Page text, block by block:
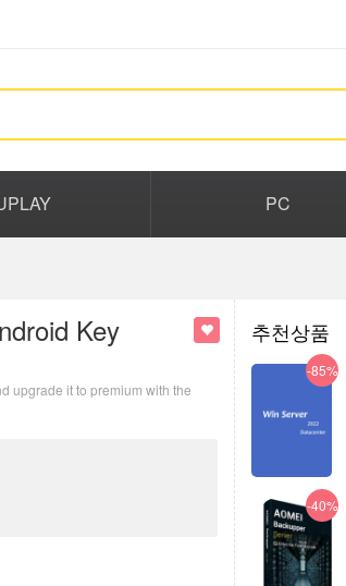
PC
Key
upgrade it to premium with the
추천상품
-85%
-40%